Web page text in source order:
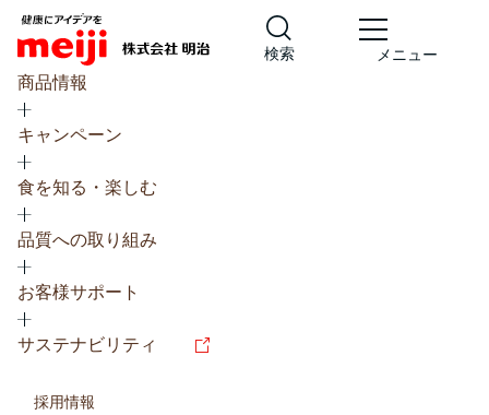
検索 メニュー
商品情報
キャンペーン
食を知る・楽しむ
品質への取り組み
お客様サポート
サステナビリティ
採用情報